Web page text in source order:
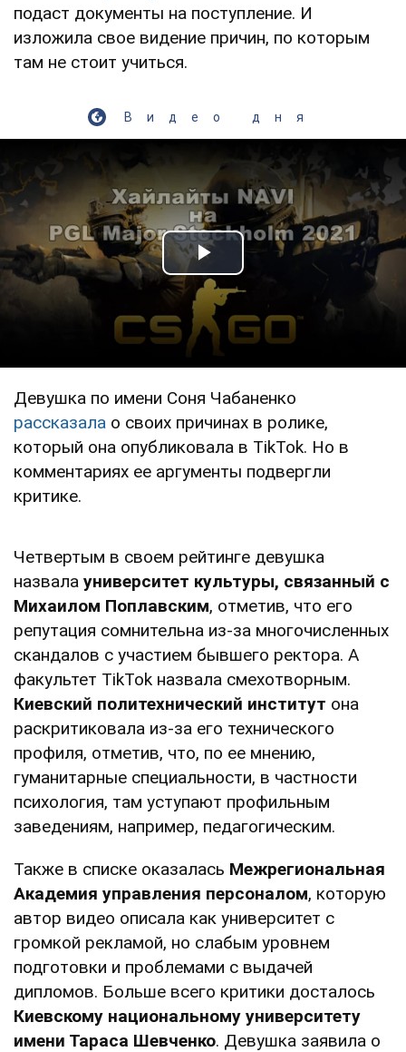
подаст документы на поступление. И
изложила свое видение причин, по которым
там не стоит учиться.
Видео дня
Play Video
Девушка по имени Соня Чабаненко
рассказала о своих причинах в ролике,
который она опубликовала в TikTok. Но в
комментариях ее аргументы подвергли
критике.
Четвертым в своем рейтинге девушка
назвала университет культуры, связанный с
Михаилом Поплавским, отметив, что его
репутация сомнительна из-за многочисленных
скандалов с участием бывшего ректора. А
факультет TikTok назвала смехотворным.
Киевский политехнический институт она
раскритиковала из-за его технического
профиля, отметив, что, по ее мнению,
гуманитарные специальности, в частности
психология, там уступают профильным
заведениям, например, педагогическим.
Также в списке оказалась Межрегиональная
Академия управления персоналом, которую
автор видео описала как университет с
громкой рекламой, но слабым уровнем
подготовки и проблемами с выдачей
дипломов. Больше всего критики досталось
Киевскому национальному университету
имени Тараса Шевченко. Девушка заявила о